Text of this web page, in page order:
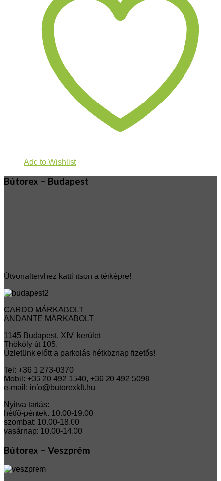
Add to Wishlist
Bútorex – Budapest
Útvonaltervhez kattintson a térképre!
CARDO MÁRKABOLT
ANDANTE MÁRKABOLT
1145 Budapest, XIV. kerület
Thököly út 105.
Üzletünk előtt a parkolás hétköznap fizetős!
Tel: +36 1 273-0370
Mobil: +36 20 492 1540, +36 20 492 5098
e-mail: info@butorexkft.hu
Nyitva tartás:
hétfő-péntek: 10.00-19.00
szombat: 10.00-18.00
vasárnap: 10.00-14.00
Bútorex – Veszprém